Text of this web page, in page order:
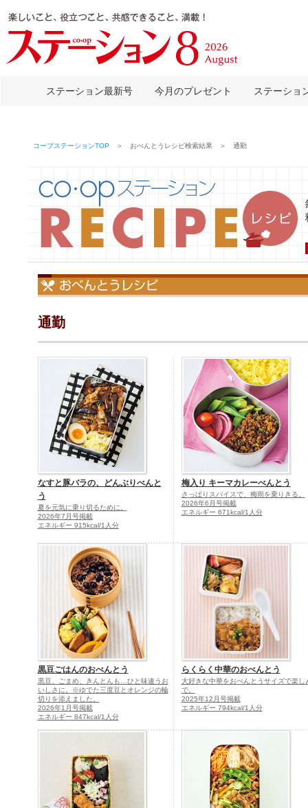
ステーション最新号 今月のプレゼント ステーショ
コープステーションTOP ＞ おべんとうレシピ検索結果 ＞ 通勤
通勤
なすと豚バラの、どんぶりべんと
う
夏を元気に乗り切るために。
2026年7月号掲載
エネルギー 915kcal/1人分
梅入り キーマカレーべんとう
さっぱりスパイスで、梅雨を乗りきる。
2026年6月号掲載
エネルギー 671kcal/1人分
黒豆ごはんのおべんとう
黒豆、ごまめ、きんとんも…ひと味違うお
いしさに。※ゆでた三度豆とオレンジの輪
切りを添えました。
2026年1月号掲載
エネルギー 847kcal/1人分
らくらく中華のおべんとう
大好きな中華をおべんとうサイズで楽し
で。
2025年12月号掲載
エネルギー 794kcal/1人分